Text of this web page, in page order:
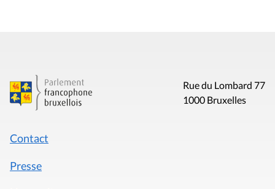
Rue du Lombard 77
1000 Bruxelles
Contact
Presse